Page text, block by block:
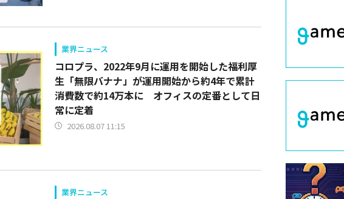
業界ニュース
コロプラ、2022年9月に運用を開始した福利厚
生「無限バナナ」が運用開始から約4年で累計
消費数で約14万本に オフィスの定番として日
常に定着
2026.08.07 11:15
業界ニュース